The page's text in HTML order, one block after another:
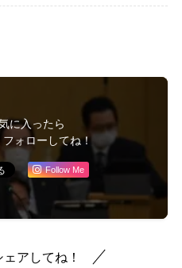
に入ったら
ォローしてね！
Follow Me
アしてね！